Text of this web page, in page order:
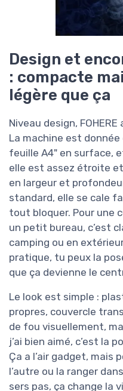
Design et
: compacte
légère que ça
Niveau design,
La machine est
feuille A4" en surface,
elle est assez étroite
en largeur et
standard, elle se cale
tout bloquer. Pour une
un petit bureau, c’est
camping ou en
pratique, tu peux la
que ça devienne le
Le look est simple :
propres, couvercle
de fou visuellement,
j’ai bien aimé, c’est la
Ça a l’air gadget, mais
l’autre ou la ranger
sers pas, ça change la